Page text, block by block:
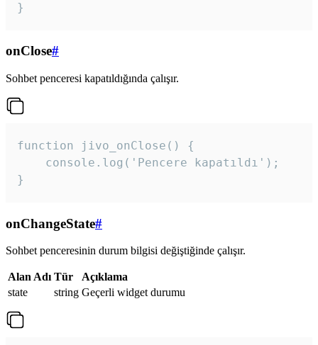
}
onClose#
Sohbet penceresi kapatıldığında çalışır.
function jivo_onClose() {
    console.log('Pencere kapatıldı');
}
onChangeState#
Sohbet penceresinin durum bilgisi değiştiğinde çalışır.
Alan Adı Tür
Açıklama
state
string Geçerli widget durumu